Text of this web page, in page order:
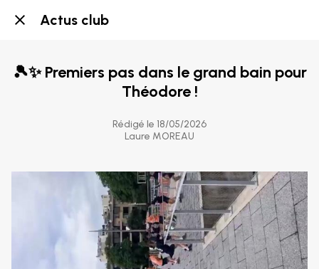
Actus club
🎾✨ Premiers pas dans le grand bain pour
Théodore !
Rédigé le 18/05/2026
Laure MOREAU